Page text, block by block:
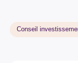
Conseil